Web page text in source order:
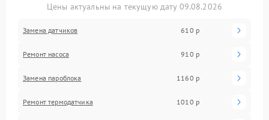
Цены актуальны на текущую дату 09.08.2026
Замена датчиков 610 р
Ремонт насоса 910 р
Замена пароблока 1160 р
Ремонт термодатчика 1010 р